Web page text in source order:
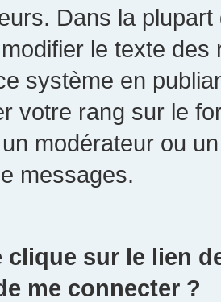
Dans la
le texte
système en
votre rang sur le
modérateur ou
messages.
clique sur le lien
me connecter ?